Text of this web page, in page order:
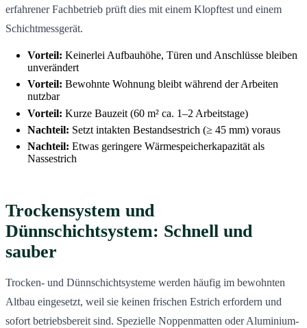
erfahrener Fachbetrieb prüft dies mit einem Klopftest und einem
Schichtmessgerät.
Vorteil: Keinerlei Aufbauhöhe, Türen und Anschlüsse bleiben
unverändert
Vorteil: Bewohnte Wohnung bleibt während der Arbeiten
nutzbar
Vorteil: Kurze Bauzeit (60 m² ca. 1–2 Arbeitstage)
Nachteil: Setzt intakten Bestandsestrich (≥ 45 mm) voraus
Nachteil: Etwas geringere Wärmespeicherkapazität als
Nassestrich
Trockensystem und
Dünnschichtsystem: Schnell und
sauber
Trocken- und Dünnschichtsysteme werden häufig im bewohnten
Altbau eingesetzt, weil sie keinen frischen Estrich erfordern und
sofort betriebsbereit sind. Spezielle Noppenmatten oder Aluminium-